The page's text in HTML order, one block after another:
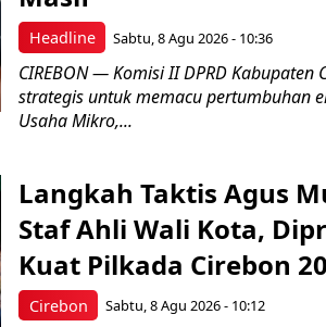
Headline Sabtu, 8 Agu 2026 - 10:36
CIREBON — Komisi II DPRD
strategis untuk memacu pertumbuhan
Usaha Mikro,...
Cirebon
Langkah Taktis Agus
Staf Ahli Wali Kota,
Kuat Pilkada Cirebon
Sabtu, 8 Agu 2026 - 10:12